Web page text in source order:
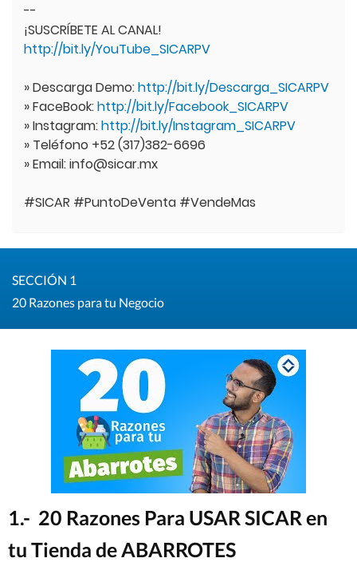
--
¡SUSCRÍBETE AL CANAL!
http://bit.ly/YouTube_SICARPV
» Descarga Demo:http://bit.ly/Descarga_SICARPV
» FaceBook:http://bit.ly/Facebook_SICARPV
» Instagram:http://bit.ly/Instagram_SICARPV
» Teléfono +52 (317)382-6696
» Email: info@sicar.mx
#SICAR #PuntoDeVenta #VendeMas
SECCIÓN 1
20 Razones para tu Negocio
1.- 20 Razones Para USAR SICAR en
tu Tienda de ABARROTES